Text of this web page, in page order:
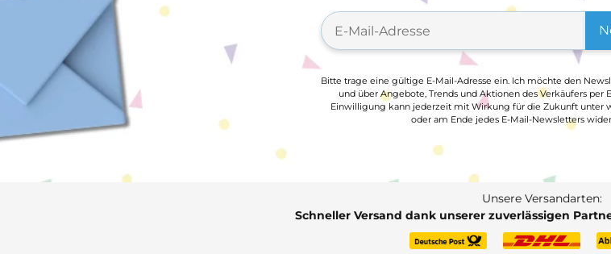
Bitte trage eine gültige E-Mail-Adresse ein. Ich möchte den
und über Angebote, Trends und Aktionen des Verkäufers per
Einwilligung kann jederzeit mit Wirkung für die Zukunft unter
oder am Ende jedes E-Mail-Newsletters
Unsere Versandarten:
Schneller Versand dank unserer zuverlässigen